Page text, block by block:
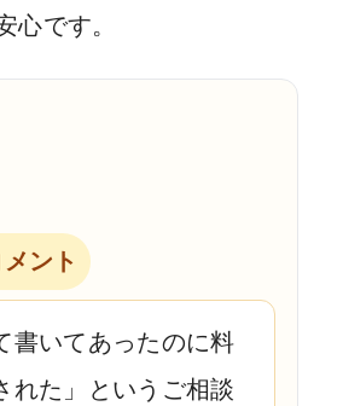
心です。
ント
書いてあったのに料
れた」というご相談